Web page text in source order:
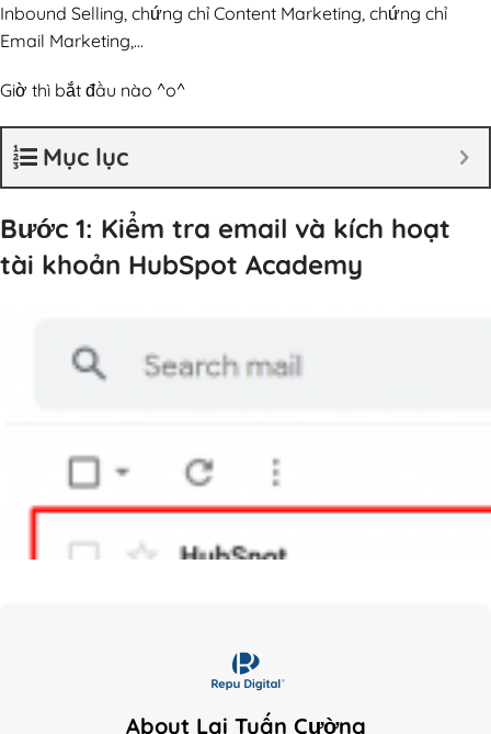
Inbound Selling, chứng chỉ Content Marketing, chứng chỉ
Email Marketing,…
Giờ thì bắt đầu nào ^o^
Mục lục
Bước 1: Kiểm tra email và kích hoạt
tài khoản HubSpot Academy
About Lại Tuấn Cường